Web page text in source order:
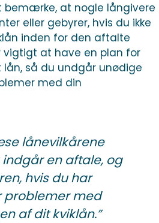
bemærke, at nogle långivere
eller gebyrer, hvis du ikke
inden for den aftalte
vigtigt at have en plan for
så du undgår unødige
med din
lånevilkårene
en aftale, og
hvis du har
problemer med
af dit kviklån.”